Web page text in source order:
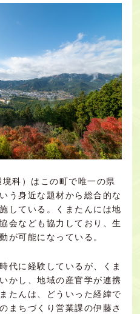
科）はこの町で唯一の県
う身近な題材から総合的な
している。くまたんには地
会なども協力しており、生
が可能になっている。
代に経験しているが、くま
かし、地域の産官学が連携
たんは、どういった経緯で
まちづくり営業課の伊藤さ